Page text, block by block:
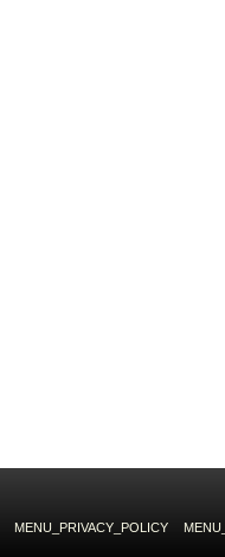
MENU_PRIVACY_POLICY